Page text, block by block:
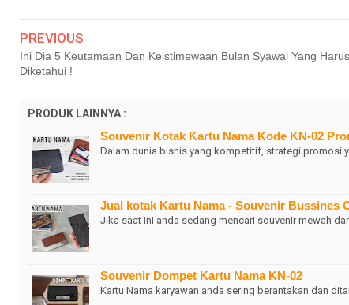
PREVIOUS
Ini Dia 5 Keutamaan Dan Keistimewaan Bulan Syawal Yang Harus
Diketahui !
PRODUK LAINNYA :
Souvenir Kotak Kartu Nama Kode KN-02
Dalam dunia bisnis yang kompetitif, strategi promosi
Jual kotak Kartu Nama - Souvenir Bussines
Jika saat ini anda sedang mencari souvenir mewah
Souvenir Dompet Kartu Nama KN-02
Kartu Nama karyawan anda sering berantakan dan